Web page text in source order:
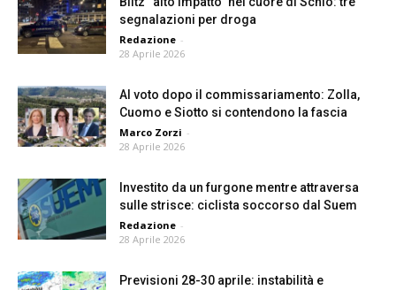
segnalazioni per droga
Redazione -
28 Aprile 2026
Al voto dopo il commissariamento: Zolla,
Cuomo e Siotto si contendono la fascia
Marco Zorzi -
28 Aprile 2026
Investito da un furgone mentre attraversa
sulle strisce: ciclista soccorso dal Suem
Redazione -
28 Aprile 2026
Previsioni 28-30 aprile: instabilità e